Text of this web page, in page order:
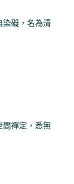
染礙，名為清
間禪定，悉無